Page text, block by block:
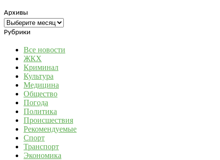
Архивы
Архивы
Рубрики
Все новости
ЖКХ
Криминал
Культура
Медицина
Общество
Погода
Политика
Происшествия
Рекомендуемые
Спорт
Транспорт
Экономика